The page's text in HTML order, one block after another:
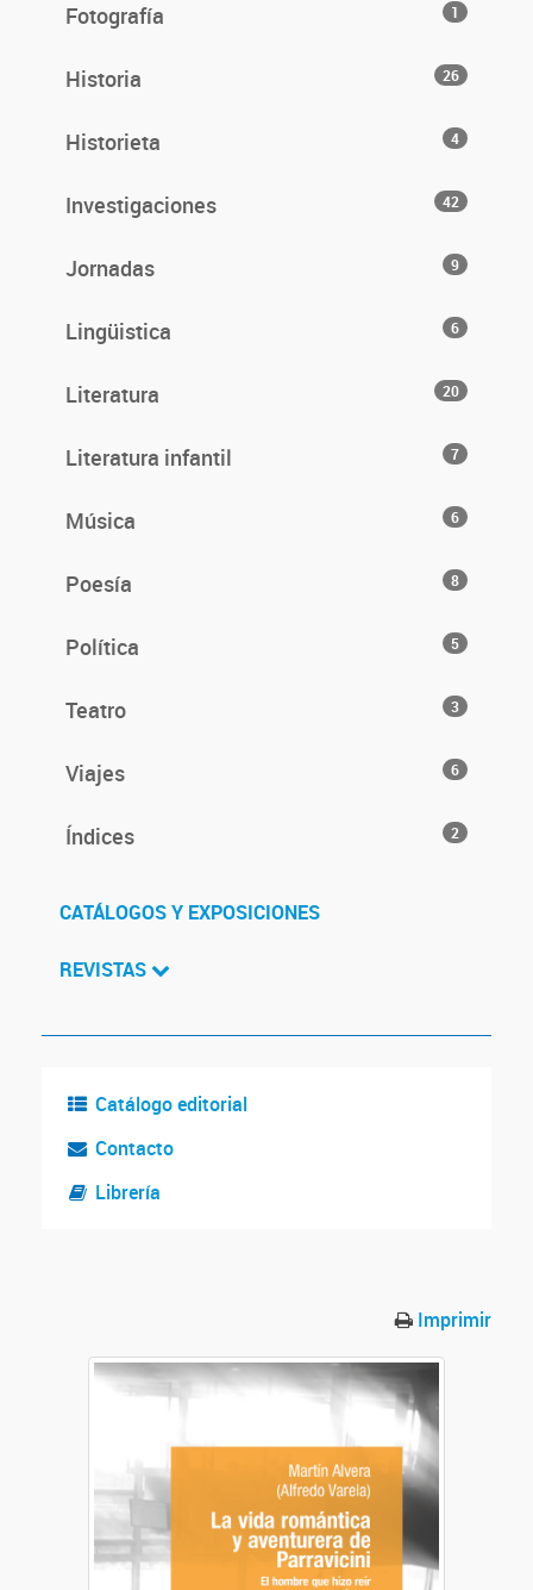
Fotografía 1
Historia 26
Historieta 4
Investigaciones 42
Jornadas 9
Lingüistica 6
Literatura 20
Literatura infantil 7
Música 6
Poesía 8
Política 5
Teatro 3
Viajes 6
Índices 2
CATÁLOGOS Y EXPOSICIONES
REVISTAS
Catálogo editorial
Contacto
Librería
Imprimir